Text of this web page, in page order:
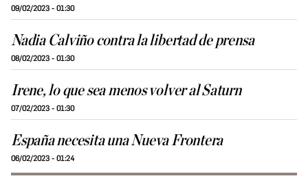
09/02/2023 - 01:30
Nadia Calviño contra la libertad de prensa
08/02/2023 - 01:30
Irene, lo que sea menos volver al Saturn
07/02/2023 - 01:30
España necesita una Nueva Frontera
06/02/2023 - 01:24